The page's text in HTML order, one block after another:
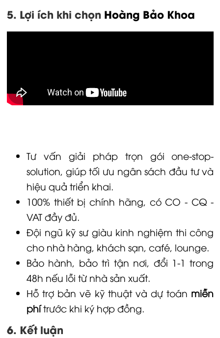
5. Lợi ích khi chọn Hoàng Bảo Khoa
Tư vấn giải pháp trọn gói one-stop-
solution, giúp tối ưu ngân sách đầu tư và
hiệu quả triển khai.
100% thiết bị chính hãng, có CO - CQ -
VAT đầy đủ.
Đội ngũ kỹ sư giàu kinh nghiệm thi công
cho nhà hàng, khách sạn, café, lounge.
Bảo hành, bảo trì tận nơi, đổi 1-1 trong
48h nếu lỗi từ nhà sản xuất.
Hỗ trợ bản vẽ kỹ thuật và dự toán miễn
phítrước khi ký hợp đồng.
6. Kết luận